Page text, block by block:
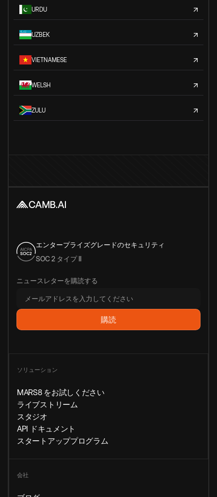
URDU
UZBEK
VIETNAMESE
WELSH
ZULU
エンタープライズグレードのセキュリティ
SOC 2 タイプ II
ニュースレターを購読する
ソリューション
MARS8 をお試しください
ライブストリーム
スタジオ
API ドキュメント
スタートアッププログラム
会社